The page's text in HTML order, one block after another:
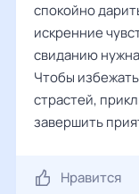
спокойно
искренние
свиданию
Чтобы
страстей,
завершить
Нравится